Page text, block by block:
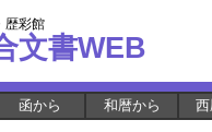
歴彩館
文書WEB
函から 和暦から 西